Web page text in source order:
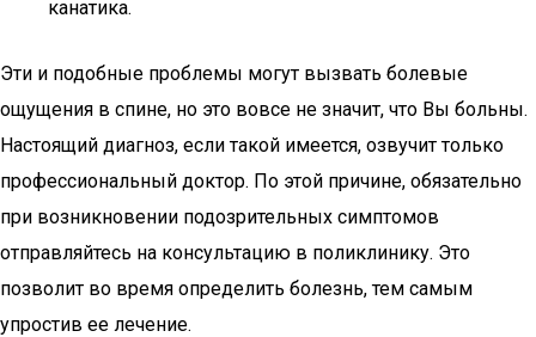
канатика.
Эти и подобные проблемы могут вызвать болевые
ощущения в спине, но это вовсе не значит, что Вы больны.
Настоящий диагноз, если такой имеется, озвучит только
профессиональный доктор. По этой причине, обязательно
при возникновении подозрительных симптомов
отправляйтесь на консультацию в поликлинику. Это
позволит во время определить болезнь, тем самым
упростив ее лечение.